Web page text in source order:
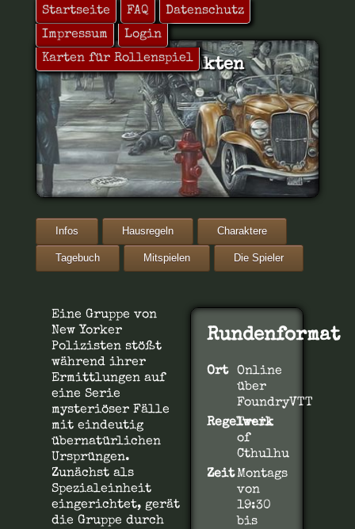
Startseite FAQ
Datenschutz
Impressum
Login
Karten für Rollenspiel
Die Miskatonic Akten
Infos Hausregeln Charaktere
Tagebuch Mitspielen Die Spieler
Eine Gruppe von
New Yorker
Polizisten stößt
während ihrer
Ermittlungen auf
eine Serie
mysteriöser Fälle
mit eindeutig
übernatürlichen
Ursprüngen.
Zunächst als
Spezialeinheit
eingerichtet, gerät
die Gruppe durch
Rundenformat
Ort
Online
über
FoundryVTT
Regelwerk
Trail
of
Cthulhu
Zeit Montags
von
19:30
bis